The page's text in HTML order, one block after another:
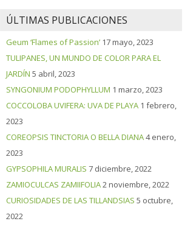
ÚLTIMAS PUBLICACIONES
Geum ‘Flames of Passion’ 17 mayo, 2023
TULIPANES, UN MUNDO DE COLOR PARA EL
JARDÍN 5 abril, 2023
SYNGONIUM PODOPHYLLUM 1 marzo, 2023
COCCOLOBA UVIFERA: UVA DE PLAYA 1 febrero,
2023
COREOPSIS TINCTORIA O BELLA DIANA4 enero,
2023
GYPSOPHILA MURALIS 7 diciembre, 2022
ZAMIOCULCAS ZAMIIFOLIA2 noviembre, 2022
CURIOSIDADES DE LAS TILLANDSIAS 5 octubre,
2022